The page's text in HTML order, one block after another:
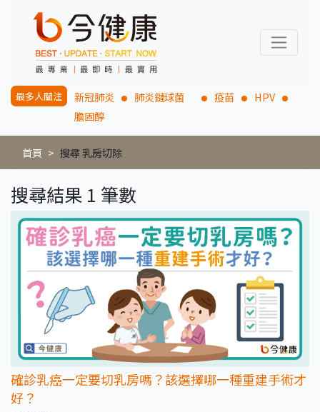
最多人關注 新冠肺炎 肺炎鏈球菌 疫苗
HPV
膽固醇
首頁 搜尋 乳房切除
搜尋結果 1 筆數
確診乳癌一定要切乳房嗎？該選擇哪一種重建手術才
好？